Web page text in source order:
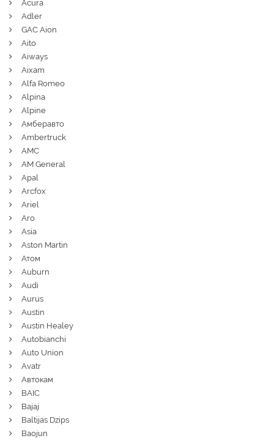
Acura
Adler
GAC Aion
Aito
Aiways
Aixam
Alfa Romeo
Alpina
Alpine
Амберавто
Ambertruck
AMC
AM General
Apal
Arcfox
Ariel
Aro
Asia
Aston Martin
Атом
Auburn
Audi
Aurus
Austin
Austin Healey
Autobianchi
Auto Union
Avatr
Автокам
BAIC
Bajaj
Baltijas Dzips
Baojun